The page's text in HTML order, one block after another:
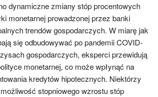
dynamiczne zmiany stóp procentowych
monetarnej prowadzonej przez banki
trendów gospodarczych. W miarę jak
się odbudowywać po pandemii COVID-
gospodarczych, eksperci przewidują
monetarnej, co może wpłynąć na
kredytów hipotecznych. Niektórzy
stopniowego wzrostu stóp